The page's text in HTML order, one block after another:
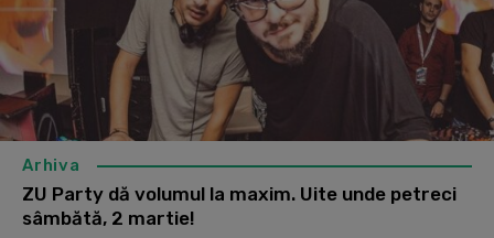
Arhiva
ZU Party dă volumul la maxim. Uite unde petreci
sâmbătă, 2 martie!